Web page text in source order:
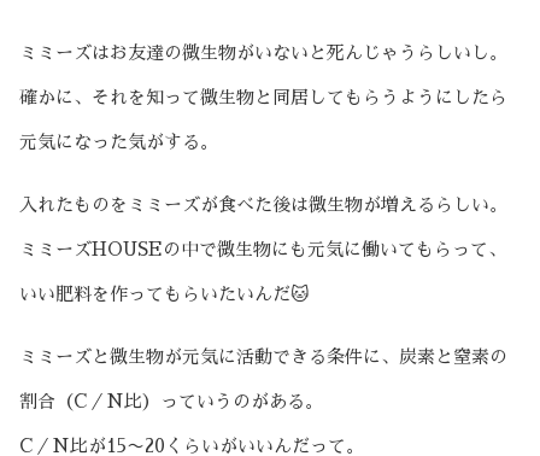
ミミーズはお友達の微生物がいないと死んじゃうらしいし。
確かに、それを知って微生物と同居してもらうようにしたら
元気になった気がする。
入れたものをミミーズが食べた後は微生物が増えるらしい。
ミミーズHOUSEの中で微生物にも元気に働いてもらって、
いい肥料を作ってもらいたいんだ🐱
ミミーズと微生物が元気に活動できる条件に、炭素と窒素の
割合（C／N比）っていうのがある。
C／N比が15〜20くらいがいいんだって。